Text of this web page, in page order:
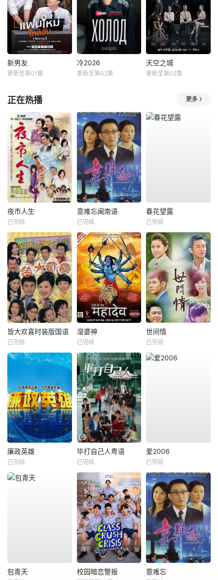
新男友
更新至第01集
冷2026
更新至第02集
天空之城
更新至第02集
正在热播 更多
夜市人生
已完结
意难忘闽南语
已完结
春花望露
已完结
皆大欢喜时装版国语
已完结
湿婆神
已完结
世间情
已完结
廉政英雄
已完结
毕打自己人粤语
已完结
爱2006
已完结
包青天 校园暗恋警报 意难忘